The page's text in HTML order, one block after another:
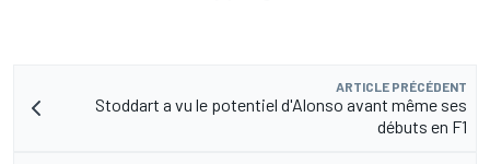
ARTICLE PRÉCÉDENT
Stoddart a vu le potentiel d'Alonso avant même ses
débuts en F1